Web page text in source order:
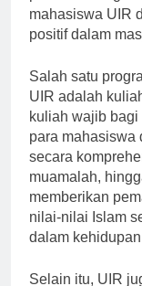
pendidikan
mahasiswa UIR
Salah satu
UIR adalah
kuliah wajib bagi
para mahasiswa
secara
muamalah,
memberikan
nilai-nilai Islam